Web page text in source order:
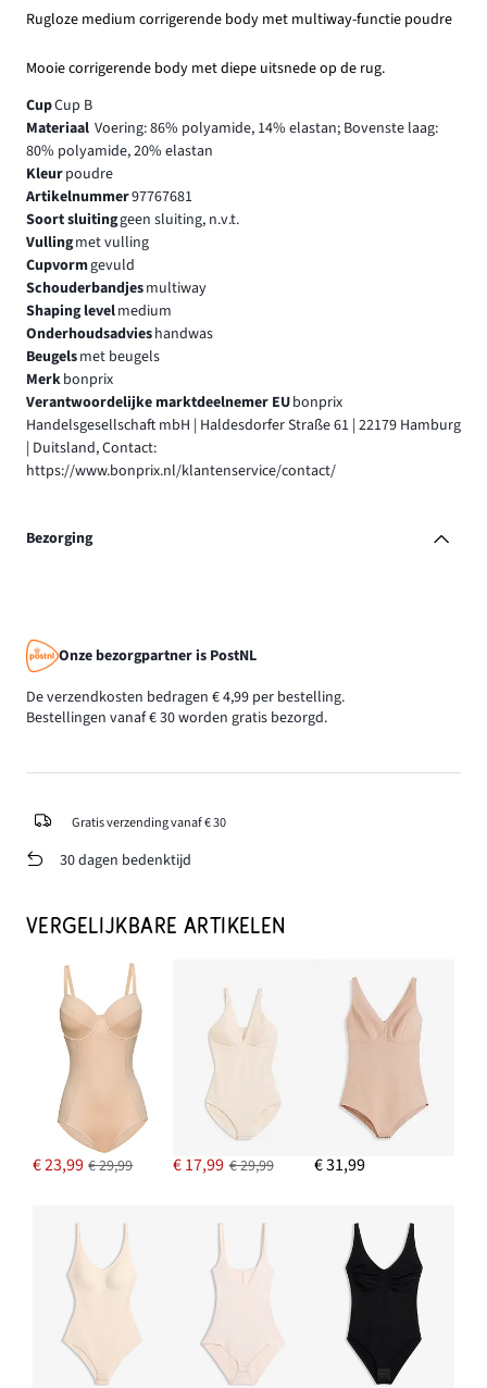
Rugloze medium corrigerende body met multiway-functie poudre
Mooie corrigerende body met diepe uitsnede op de rug.
CupCup B
Materiaal Voering: 86% polyamide, 14% elastan; Bovenste laag:
80% polyamide, 20% elastan
Kleurpoudre
Artikelnummer97767681
Soort sluitinggeen sluiting, n.v.t.
Vullingmet vulling
Cupvormgevuld
Schouderbandjesmultiway
Shaping levelmedium
Onderhoudsadvieshandwas
Beugelsmet beugels
Merkbonprix
Verantwoordelijke marktdeelnemer EUbonprix
Handelsgesellschaft mbH | Haldesdorfer Straße 61 | 22179 Hamburg
| Duitsland, Contact:
https://www.bonprix.nl/klantenservice/contact/
Bezorging
Onze bezorgpartner is PostNL
De verzendkosten bedragen € 4,99 per bestelling.
Bestellingen vanaf € 30 worden gratis bezorgd.
Gratis verzending vanaf € 30
30 dagen bedenktijd
VERGELIJKBARE ARTIKELEN
€ 23,99 € 29,99 € 17,99 € 29,99 € 31,99